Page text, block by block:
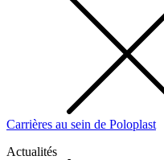
Carrières au sein de Poloplast
Actualités